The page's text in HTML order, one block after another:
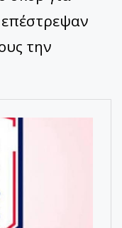
την